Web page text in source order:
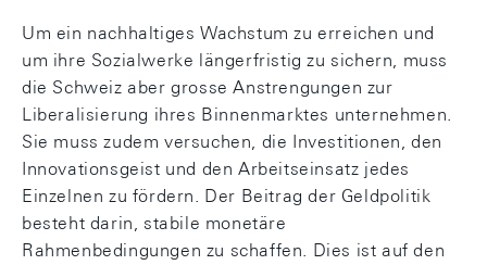
Um ein nachhaltiges Wachstum zu erreichen und
um ihre Sozialwerke längerfristig zu sichern, muss
die Schweiz aber grosse Anstrengungen zur
Liberalisierung ihres Binnenmarktes unternehmen.
Sie muss zudem versuchen, die Investitionen, den
Innovationsgeist und den Arbeitseinsatz jedes
Einzelnen zu fördern. Der Beitrag der Geldpolitik
besteht darin, stabile monetäre
Rahmenbedingungen zu schaffen. Dies ist auf den